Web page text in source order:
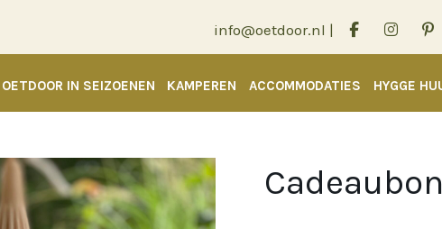
info@oetdoor.nl |
OETDOOR IN SEIZOENEN KAMPEREN ACCOMMODATIES HYGGE